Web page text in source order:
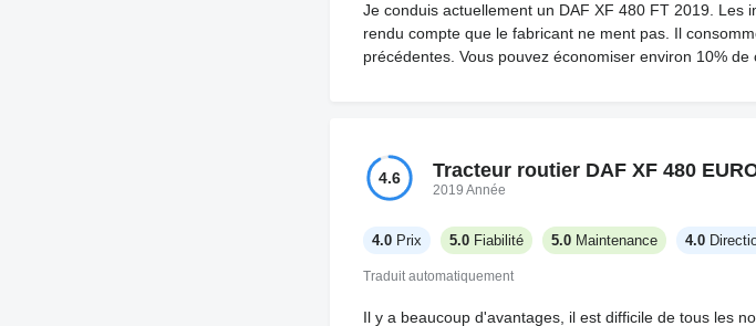
Je conduis actuellement un DAF XF 480 FT 2019. Les
rendu compte que le fabricant ne ment pas. Il
précédentes. Vous pouvez économiser environ 10%
4.6 Tracteur routier DAF XF 480
2019 Année
4.0 Prix 5.0 Fiabilité 5.0 Maintenance 4.0
Traduit automatiquement
Il y a beaucoup d'avantages, il est difficile de tous les